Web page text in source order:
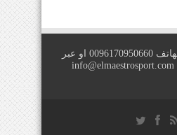
للتواصل معنا عبر الهاتف 0096170950660 او عبر
info@elmaestrosport.com